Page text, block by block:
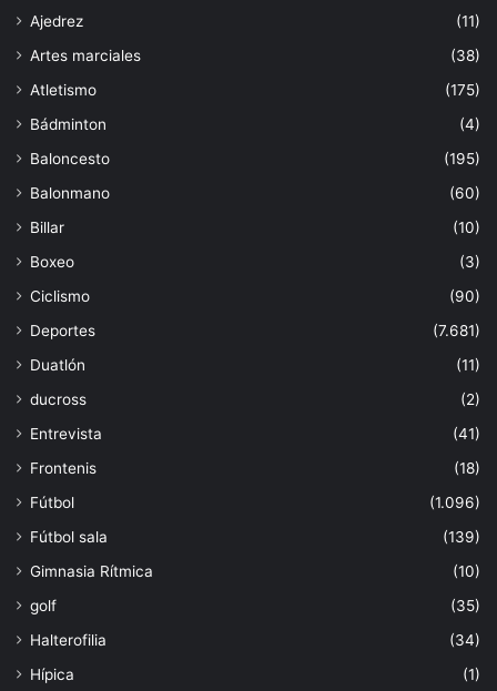
Ajedrez
(11)
Artes marciales
(38)
Atletismo
(175)
Bádminton
(4)
Baloncesto
(195)
Balonmano
(60)
Billar
(10)
Boxeo
(3)
Ciclismo
(90)
Deportes
(7.681)
Duatlón
(11)
ducross
(2)
Entrevista
(41)
Frontenis
(18)
Fútbol
(1.096)
Fútbol sala
(139)
Gimnasia Rítmica
(10)
golf
(35)
Halterofilia
(34)
Hípica
(1)